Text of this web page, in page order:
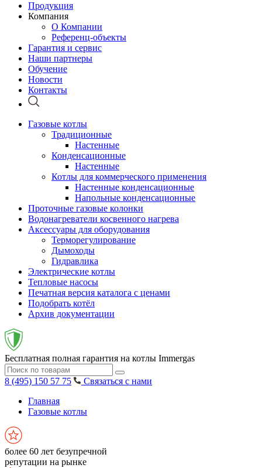
Продукция
Компания
О Компании
Референц-объекты
Гарантия и сервис
Наши партнеры
Обучение
Новости
Контакты
Газовые котлы
Традиционные
Настенные
Конденсационные
Настенные
Котлы для коммерческого применения
Настенные конденсационные
Напольные конденсационные
Проточные газовые колонки
Водонагреватели косвенного нагрева
Аксессуары для оборудования
Терморегулирование
Дымоходы
Гидравлика
Электрические котлы
Тепловые насосы
Печатная версия каталога с ценами
Подобрать котёл
Архив документации
Бесплатная полная гарантия на котлы Immergas
8 (495) 150 57 75
Связаться с нами
Главная
Газовые котлы
более 60 лет безупречной
репутации на рынке